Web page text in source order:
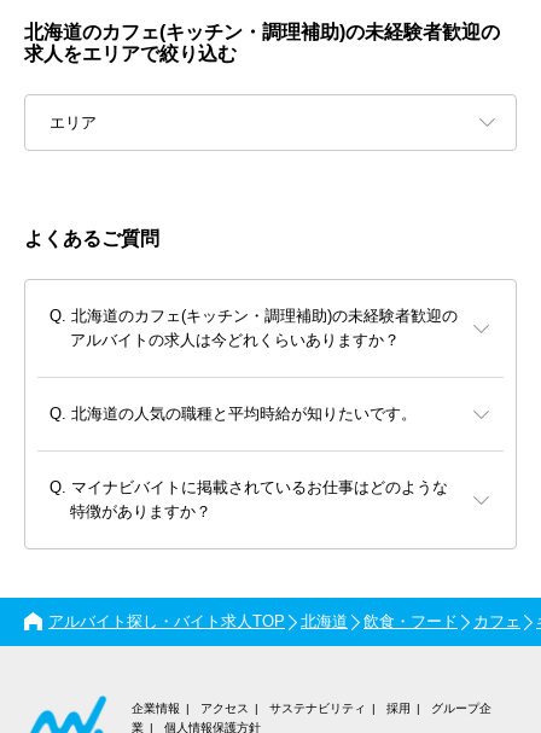
北海道のカフェ(キッチン・調理補助)の未経験者歓迎の
求人をエリアで絞り込む
エリア
よくあるご質問
北海道のカフェ(キッチン・調理補助)の未経験者歓迎の
アルバイトの求人は今どれくらいありますか？
北海道の人気の職種と平均時給が知りたいです。
マイナビバイトに掲載されているお仕事はどのような
特徴がありますか？
アルバイト探し・バイト求人TOP 北海道 飲食・フード カフェ
企業情報 アクセス サステナビリティ 採用
グループ企
業
個人情報保護方針